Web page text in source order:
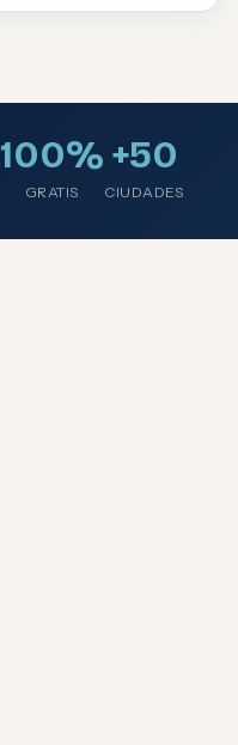
100%
GRATIS
+50
CIUDADES